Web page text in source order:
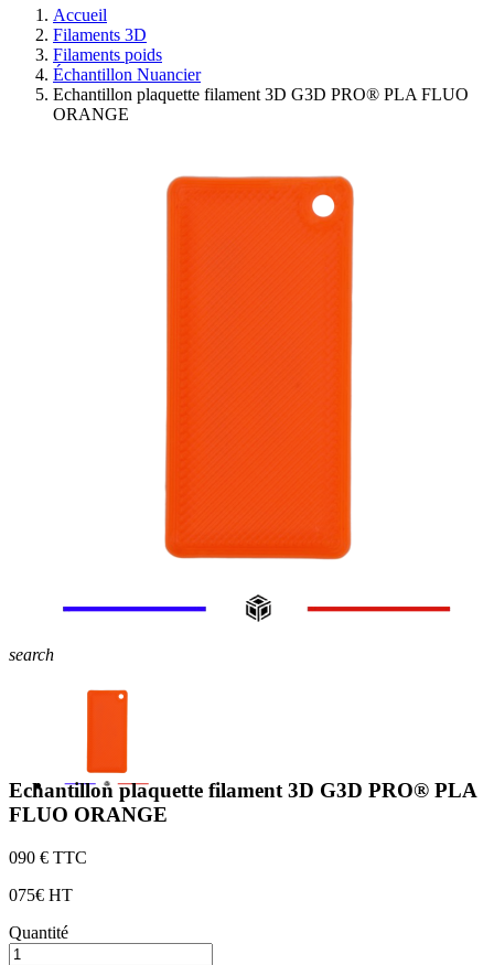
Accueil
Filaments 3D
Filaments poids
Échantillon Nuancier
Echantillon plaquette filament 3D G3D PRO® PLA FLUO
ORANGE
search
Echantillon plaquette filament 3D G3D PRO® PLA
FLUO ORANGE
090 € TTC
075€ HT
Quantité